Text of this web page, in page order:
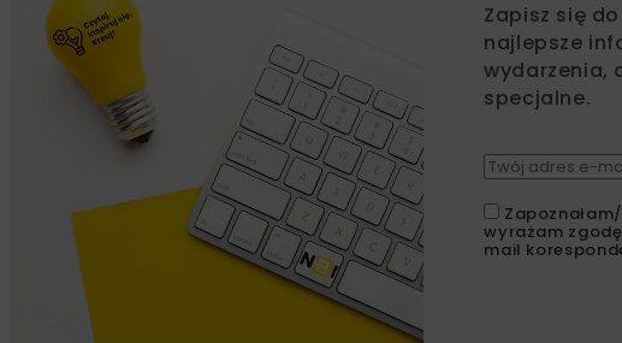
Zapisz się
najlepsze
wydarzenia,
specjalne.
wyrażam
mail